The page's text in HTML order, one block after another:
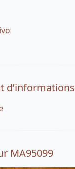
d’informations
MA95099